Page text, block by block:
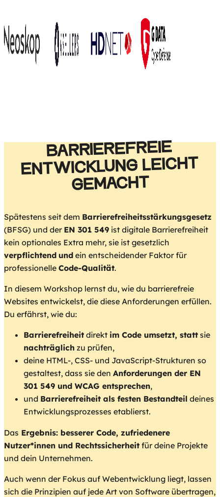
BARRIEREFREIE
ENTWICKLUNG LEICHT
GEMACHT
Spätestens seit dem Barrierefreiheitsstärkungsgesetz
(BFSG) und der EN 301 549 ist digitale Barrierefreiheit
kein optionales Extra mehr, sie ist gesetzlich
verpflichtend und ein entscheidender Faktor für
professionelle Code-Qualität.
In diesem Workshop lernst du, wie du barrierefreie
Websites entwickelst, die diese Anforderungen erfüllen.
Du erfährst, wie du:
Barrierefreiheit direkt im Code umsetzt, statt sie
nachträglich zu prüfen,
deine HTML-, CSS- und JavaScript-Strukturen so
gestaltest, dass sie den Anforderungen der EN
301 549 und WCAG entsprechen,
und Barrierefreiheit als festen Bestandteil deines
Entwicklungsprozesses etablierst.
Das Ergebnis: besserer Code, zufriedenere
Nutzer*innen und Rechtssicherheit für deine Projekte
und dein Unternehmen.
Auch wenn der Fokus auf Webentwicklung liegt, lassen
sich die Prinzipien auf jede Art von Software übertragen,